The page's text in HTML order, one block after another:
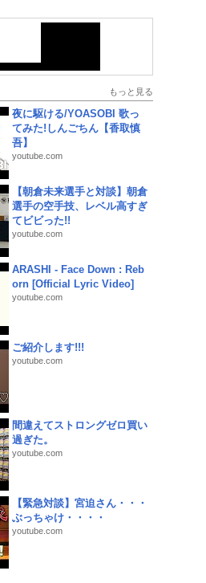
もっと見る
夜に駆ける/YOASOBI 歌っ
てみた!しんごちん【香取慎
吾】
youtube.com
【朝倉未来選手と対談】朝倉
選手の空手技、レベル高すぎ
てビビった!!
youtube.com
ARASHI - Face Down : Reb
orn [Official Lyric Video]
youtube.com
ご紹介します!!!
youtube.com
間違えてストロングゼロ買い
過ぎた。
youtube.com
【緊急対談】宮迫さん・・・
ぶっちゃけ・・・・
youtube.com